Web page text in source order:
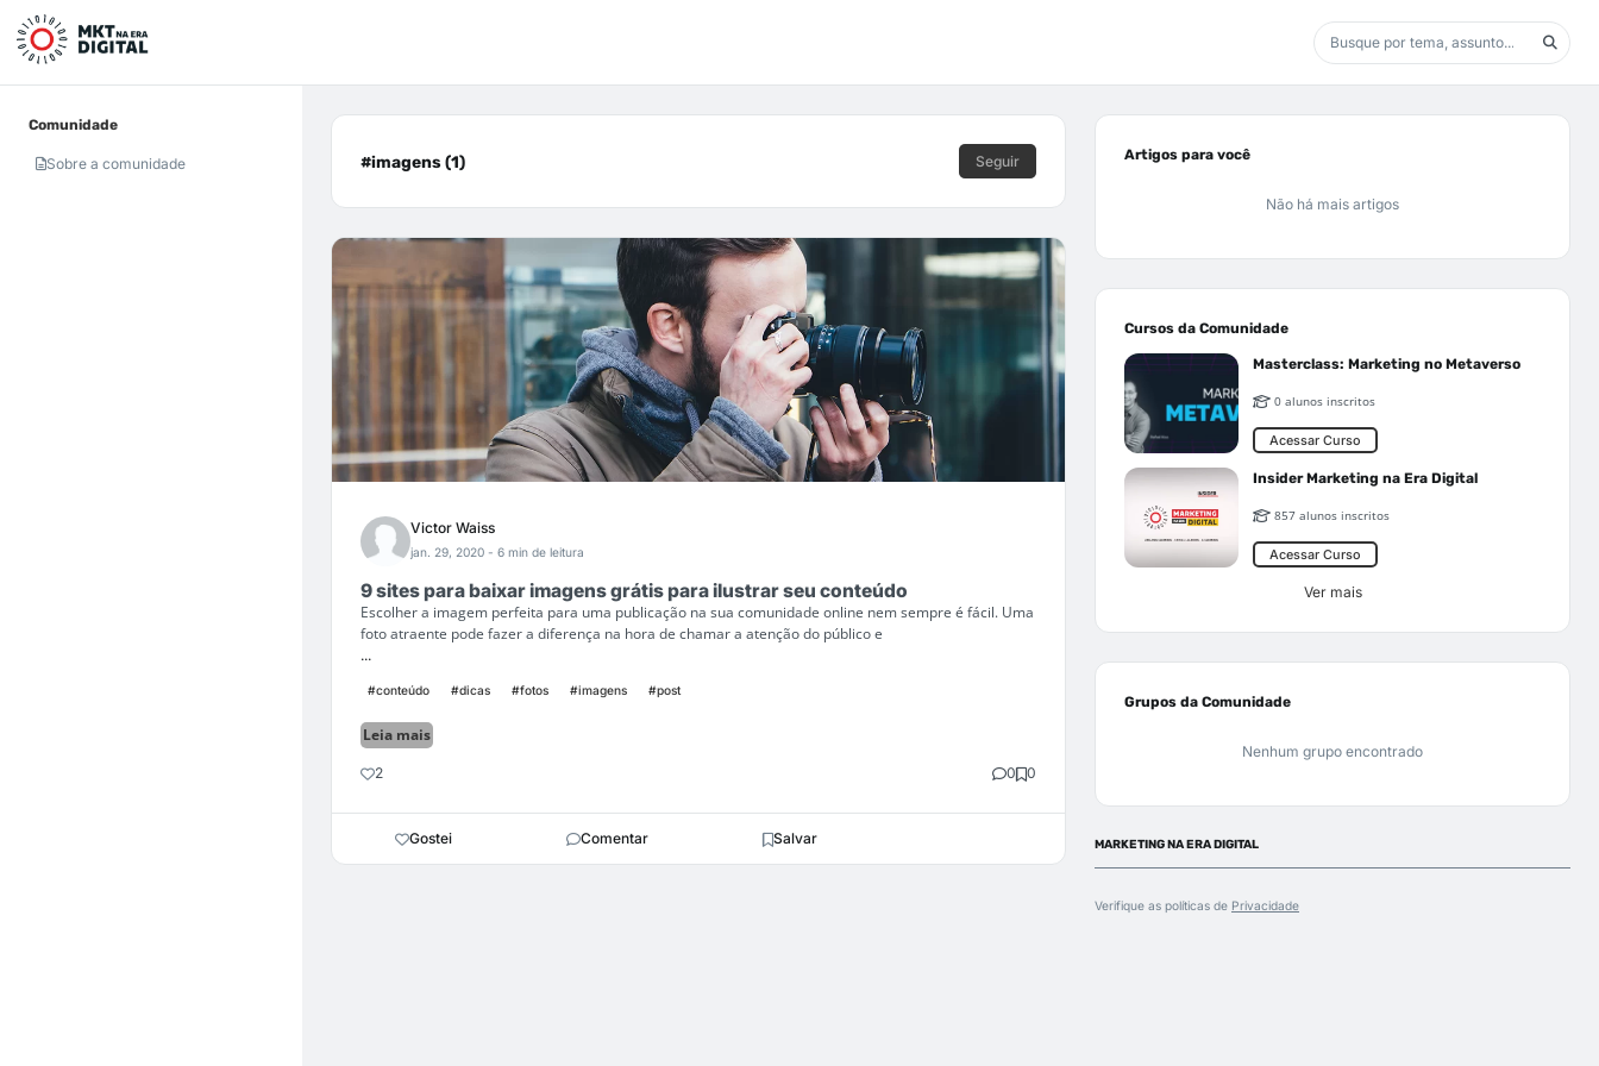
Comunidade
Sobre a comunidade #imagens (1) Seguir
Victor Waiss
jan. 29, 2020 - 6 min de leitura
9 sites para baixar imagens grátis para ilustrar seu conteúdo
Escolher a imagem perfeita para uma publicação na sua comunidade online nem sempre é fácil. Uma
foto atraente pode fazer a diferença na hora de chamar a atenção do público e
...
#conteúdo #dicas #fotos #imagens #post
Leia mais
2 0 0
Gostei Comentar Salvar
Artigos para você
Não há mais artigos
Cursos da Comunidade
Masterclass: Marketing no Metaverso
0 alunos inscritos
Acessar Curso
Insider Marketing na Era Digital
857 alunos inscritos
Acessar Curso
Ver mais
Grupos da Comunidade
Nenhum grupo encontrado
MARKETING NA ERA DIGITAL
Verifique as políticas de Privacidade